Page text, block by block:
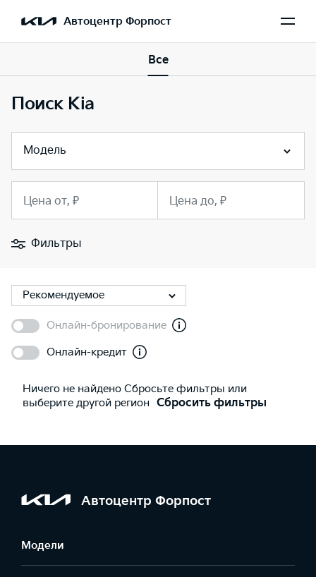
Автоцентр Форпост
Все
Поиск Kia
Модель
Цена от, ₽ Цена до, ₽
Фильтры
Рекомендуемое
Онлайн-бронирование
Онлайн-кредит
Ничего не найдено Сбросьте фильтры или
выберите другой регион Сбросить фильтры
Автоцентр Форпост
Модели